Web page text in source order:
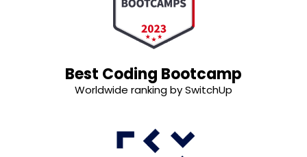
Best Coding Bootcamp
Worldwide ranking by SwitchUp